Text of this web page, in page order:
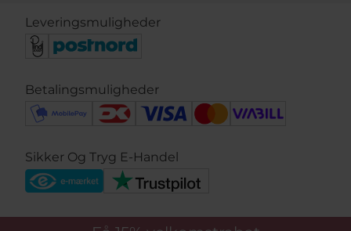
Leveringsmuligheder
Betalingsmuligheder
Sikker Og Tryg E-Handel